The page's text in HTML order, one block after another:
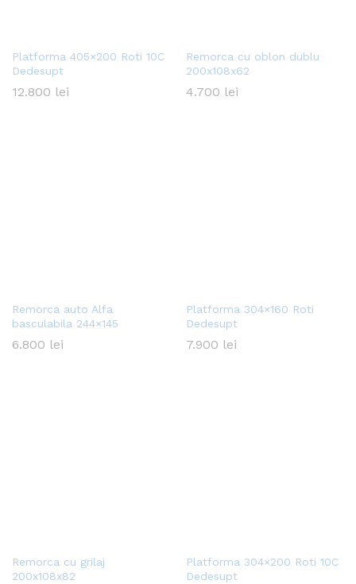
Platforma 405×200 Roti 10C
Dedesupt
12.800 lei
Remorca cu oblon dublu
200x108x62
4.700 lei
Remorca auto Alfa
basculabila 244×145
6.800 lei
Platforma 304×160 Roti
Dedesupt
7.900 lei
Remorca cu grilaj
200x108x82
Platforma 304×200 Roti 10C
Dedesupt